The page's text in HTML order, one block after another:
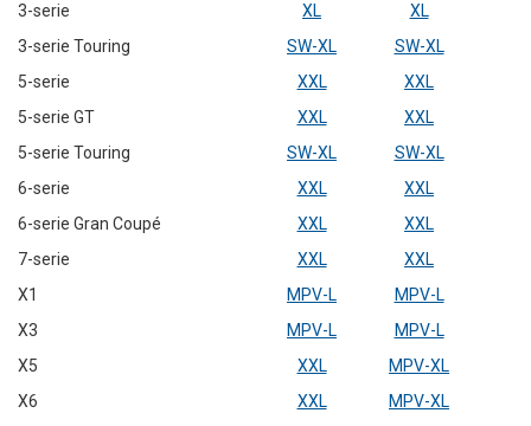
3-serie
XL
XL
3-serie Touring
SW-XL
SW-XL
5-serie
XXL
XXL
5-serie GT
XXL
XXL
5-serie Touring
SW-XL
SW-XL
6-serie
XXL
XXL
6-serie Gran Coupé
XXL
XXL
7-serie
XXL
XXL
X1
MPV-L
MPV-L
X3
MPV-L
MPV-L
X5
XXL
MPV-XL
X6
XXL
MPV-XL